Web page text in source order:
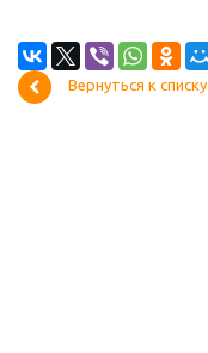
Вернуться к списку